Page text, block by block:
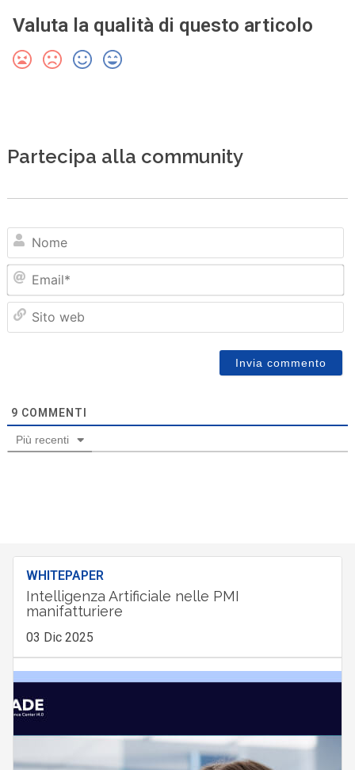
Valuta la qualità di questo articolo
Partecipa alla community
9 COMMENTI
Più recenti
WHITEPAPER
Intelligenza Artificiale nelle PMI
manifatturiere
03 Dic 2025